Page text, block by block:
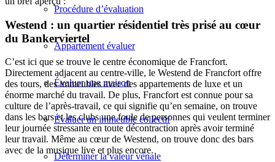
Procédure d’évaluation
Appartement évaluer
Évaluer une maison
Évaluer un immeuble collectif
Déterminer la valeur vénale
Westend : un quartier résidentiel très prisé au cœur
du Bankerviertel
C’est ici que se trouve le centre économique de Francfort.
Directement adjacent au centre-ville, le Westend de Francfort offre
des tours, des immeubles avec des appartements de luxe et un
énorme marché du travail. De plus, Francfort est connue pour sa
culture de l’après-travail, ce qui signifie qu’en semaine, on trouve
dans les bars et les clubs une foule de personnes qui veulent terminer
leur journée stressante en toute décontraction après avoir terminé
leur travail. Même au cœur de Westend, on trouve donc des bars
avec de la musique live et plus encore.